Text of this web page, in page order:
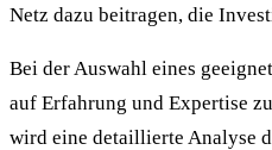
Netz dazu beitragen, die
Bei der Auswahl eines
auf Erfahrung und Expertise
wird eine detaillierte Analyse